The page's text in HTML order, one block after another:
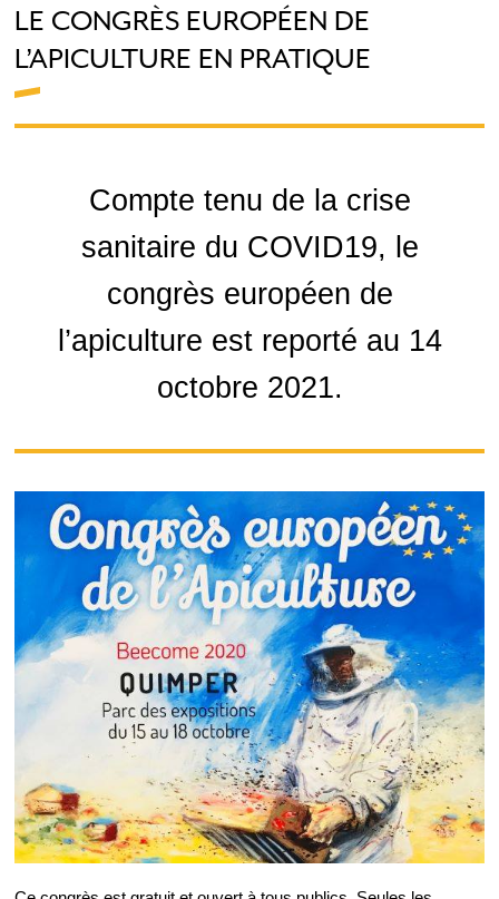
LE CONGRÈS EUROPÉEN DE
L’APICULTURE EN PRATIQUE
Compte tenu de la crise
sanitaire du COVID19, le
congrès européen de
l’apiculture est reporté au 14
octobre 2021.